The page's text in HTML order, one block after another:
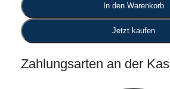
In den Warenkorb
Jetzt kaufen
Zahlungsarten an der